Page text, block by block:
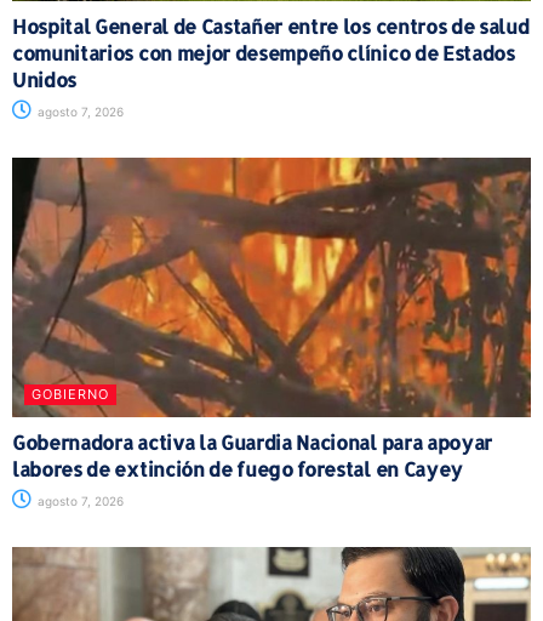
Hospital General de Castañer entre los centros de salud
comunitarios con mejor desempeño clínico de Estados
Unidos
agosto 7, 2026
GOBIERNO
Gobernadora activa la Guardia Nacional para apoyar
labores de extinción de fuego forestal en Cayey
agosto 7, 2026